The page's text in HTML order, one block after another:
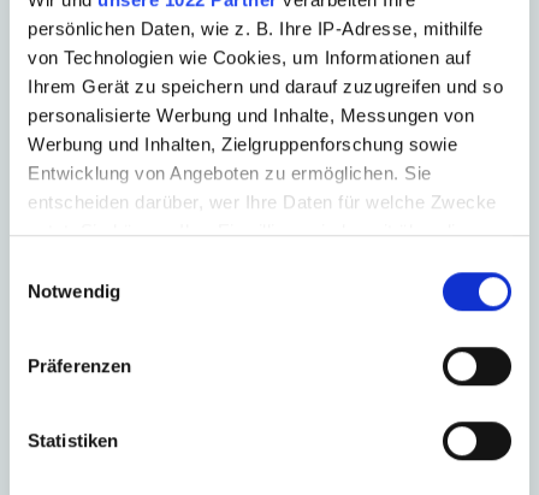
persönlichen Daten, wie z. B. Ihre IP-Adresse, mithilfe
von Technologien wie Cookies, um Informationen auf
Ihrem Gerät zu speichern und darauf zuzugreifen und so
personalisierte Werbung und Inhalte, Messungen von
Werbung und Inhalten, Zielgruppenforschung sowie
Entwicklung von Angeboten zu ermöglichen. Sie
entscheiden darüber, wer Ihre Daten für welche Zwecke
nutzt. Sie können Ihre Einwilligung jederzeit über die
Trigger Symbol ändern oder widerrufen
Informationen über Ihre geografische Lage
können
Notwendig
Präferenzen
Statistiken
ADMEDIA MVZ Chemnitz
Planitzwiese 35 | 09130 Chemnitz
Hast du Fragen?